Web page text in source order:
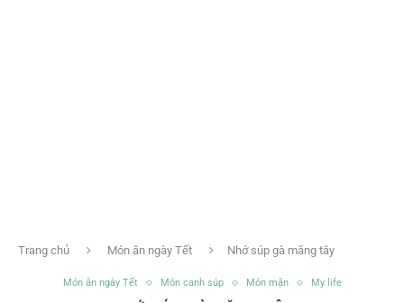
Trang chủ Món ăn ngày Tết Nhớ súp gà măng tây
Món ăn ngày Tết Món canh súp Món mặn My life